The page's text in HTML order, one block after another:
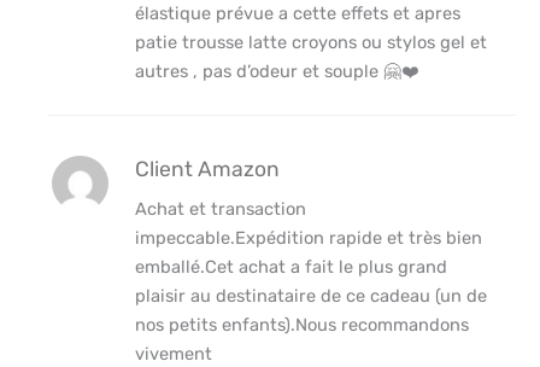
élastique prévue a cette effets et apres
patie trousse latte croyons ou stylos gel et
autres , pas d’odeur et souple 🤗❤️
Client Amazon
Achat et transaction
impeccable.Expédition rapide et très bien
emballé.Cet achat a fait le plus grand
plaisir au destinataire de ce cadeau (un de
nos petits enfants).Nous recommandons
vivement